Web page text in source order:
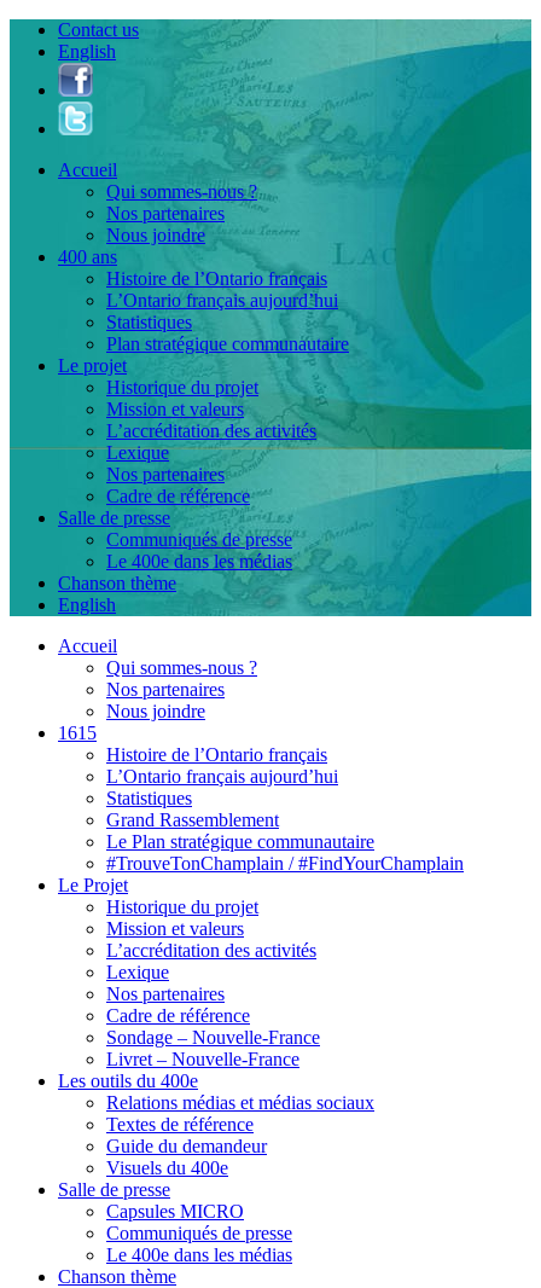
Contact us
English
Accueil
Qui sommes-nous ?
Nos partenaires
Nous joindre
400 ans
Histoire de l’Ontario français
L’Ontario français aujourd’hui
Statistiques
Plan stratégique communautaire
Le projet
Historique du projet
Mission et valeurs
L’accréditation des activités
Lexique
Nos partenaires
Cadre de référence
Salle de presse
Communiqués de presse
Le 400e dans les médias
Chanson thème
English
Accueil
Qui sommes-nous ?
Nos partenaires
Nous joindre
1615
Histoire de l’Ontario français
L’Ontario français aujourd’hui
Statistiques
Grand Rassemblement
Le Plan stratégique communautaire
#TrouveTonChamplain / #FindYourChamplain
Le Projet
Historique du projet
Mission et valeurs
L’accréditation des activités
Lexique
Nos partenaires
Cadre de référence
Sondage – Nouvelle-France
Livret – Nouvelle-France
Les outils du 400e
Relations médias et médias sociaux
Textes de référence
Guide du demandeur
Visuels du 400e
Salle de presse
Capsules MICRO
Communiqués de presse
Le 400e dans les médias
Chanson thème